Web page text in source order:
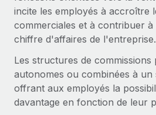
INFRASTRUCTURE
Intégration Remote
Intégrez vos RH aux flux de
Plateforme
Des fonctions RH clés
Connecter Nouveau
Des solutions agiles et
paie des entreprises en pleine
Entreprises intermédiaires
Développez vos équipes avec
mesure
Entreprise
Les RH à l’international pour les
APPRENDRE AVEC REMOTE
Recherche et guides
Études de cas
Checklists et modèles
Português (Portugal)
日本語
incite les employés à accroître
commerciales et à contribuer à
chiffre d'affaires de l'entreprise.
Les structures de commissions
autonomes ou combinées à un
offrant aux employés la
davantage en fonction de leur